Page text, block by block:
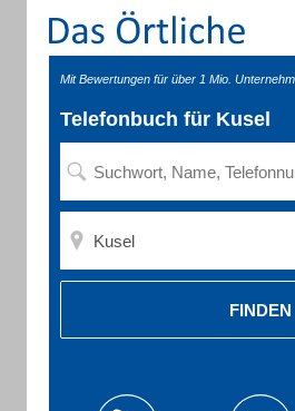
Mit Bewertungen für über 1 Mio.
Telefonbuch für Kusel
FINDEN